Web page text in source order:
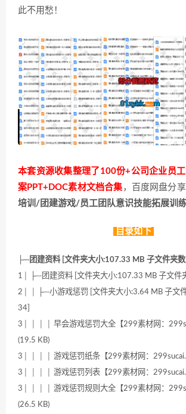
此不用愁！
本套资源收集整理了100份+公司企业员
案PPT+DOC素材文档合集 ，百度网盘分
培训/团建游戏/员工团队意识技能拓展训
目录如下
├─团建资料 [文件夹大小:107.33 MB 子文件夹数
1│ ├─团建资料 [文件夹大小:107.33 MB 子文件
2│ │ ├─小游戏惩罚 [文件夹大小:3.64 MB 子文
34]
3│ │ │ │ 早会游戏惩罚大全【299素材网：
(19.5 KB)
3│ │ │ │ 游戏惩罚纸条【299素材网：
3│ │ │ │ 游戏惩罚列表【299素材网：
3│ │ │ │ 游戏惩罚规则大全【299素材网：
(26.5 KB)